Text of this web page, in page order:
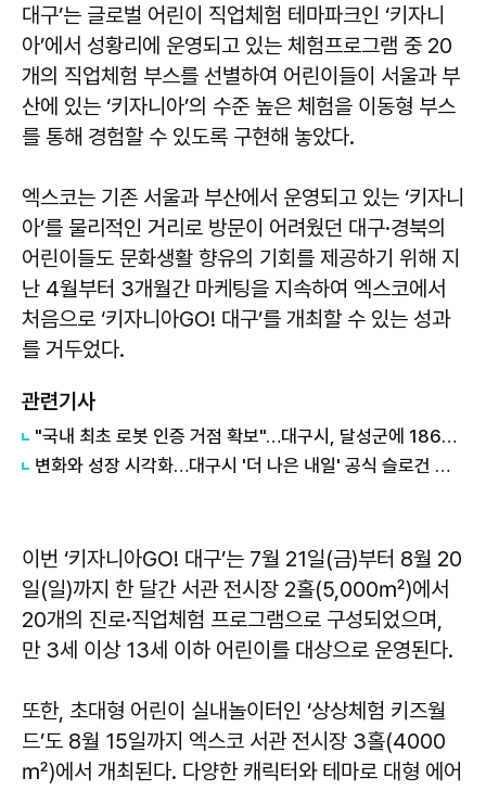
대구’는 글로벌 어린이 직업체험 테마파크인 ‘키자니
아’에서 성황리에 운영되고 있는 체험프로그램 중 20
개의 직업체험 부스를 선별하여 어린이들이 서울과 부
산에 있는 ‘키자니아’의 수준 높은 체험을 이동형 부스
를 통해 경험할 수 있도록 구현해 놓았다.
엑스코는 기존 서울과 부산에서 운영되고 있는 ‘키자니
아’를 물리적인 거리로 방문이 어려웠던 대구·경북의
어린이들도 문화생활 향유의 기회를 제공하기 위해 지
난 4월부터 3개월간 마케팅을 지속하여 엑스코에서
처음으로 ‘키자니아GO! 대구’를 개최할 수 있는 성과
를 거두었다.
관련기사
"국내 최초 로봇 인증 거점 확보"…대구시, 달성군에 186억 투입해 휴머노이드 센터 구축
변화와 성장 시각화…대구시 '더 나은 내일' 공식 슬로건 디자인 공개
이번 ‘키자니아GO! 대구’는 7월 21일(금)부터 8월 20
일(일)까지 한 달간 서관 전시장 2홀(5,000㎡)에서
20개의 진로·직업체험 프로그램으로 구성되었으며,
만 3세 이상 13세 이하 어린이를 대상으로 운영된다.
또한, 초대형 어린이 실내놀이터인 ‘상상체험 키즈월
드’도 8월 15일까지 엑스코 서관 전시장 3홀(4000
㎡)에서 개최된다. 다양한 캐릭터와 테마로 대형 에어